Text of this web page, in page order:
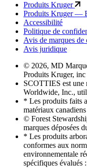
Produits Kruger
Produits Kruger —
Accessibilité
Politique de
Avis de marques de
Avis juridique
© 2026, MD
Produits Kruger, inc
SCOTTIES est une
Worldwide, Inc.,
* Les produits faits
matériaux
© Forest
marques déposées
* Les produits
conformes aux
environnementale
spécifiques